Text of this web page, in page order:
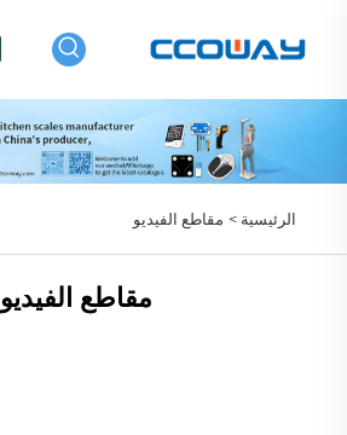
الرئيسية > مقاطع الفيديو
مقاطع الفيديو